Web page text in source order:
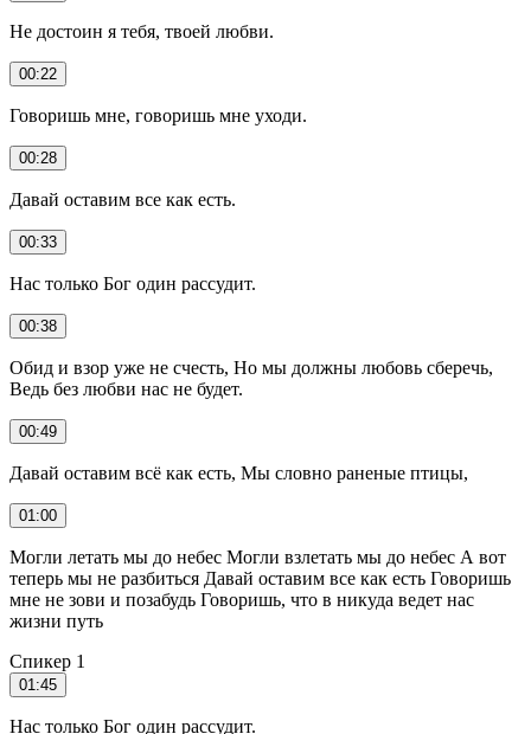
Не достоин я тебя, твоей любви.
00:22
Говоришь мне, говоришь мне уходи.
00:28
Давай оставим все как есть.
00:33
Нас только Бог один рассудит.
00:38
Обид и взор уже не счесть, Но мы должны любовь сберечь,
Ведь без любви нас не будет.
00:49
Давай оставим всё как есть, Мы словно раненые птицы,
01:00
Могли летать мы до небес Могли взлетать мы до небес А вот
теперь мы не разбиться Давай оставим все как есть Говоришь
мне не зови и позабудь Говоришь, что в никуда ведет нас
жизни путь
Спикер 1
01:45
Нас только Бог один рассудит.